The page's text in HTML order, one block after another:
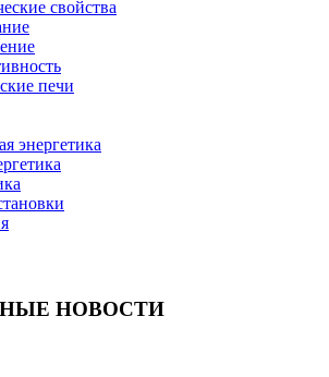
свойства
печи
энергетика
НОВОСТИ